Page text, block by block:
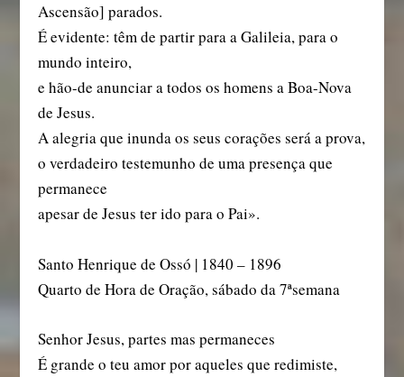
Ascensão] parados.
É evidente: têm de partir para a Galileia, para o
mundo inteiro,
e hão-de anunciar a todos os homens a Boa-Nova
de Jesus.
A alegria que inunda os seus corações será a prova,
o verdadeiro testemunho de uma presença que
permanece
apesar de Jesus ter ido para o Pai».
Santo Henrique de Ossó | 1840 – 1896
Quarto de Hora de Oração, sábado da 7ªsemana
Senhor Jesus, partes mas permaneces
É grande o teu amor por aqueles que redimiste,